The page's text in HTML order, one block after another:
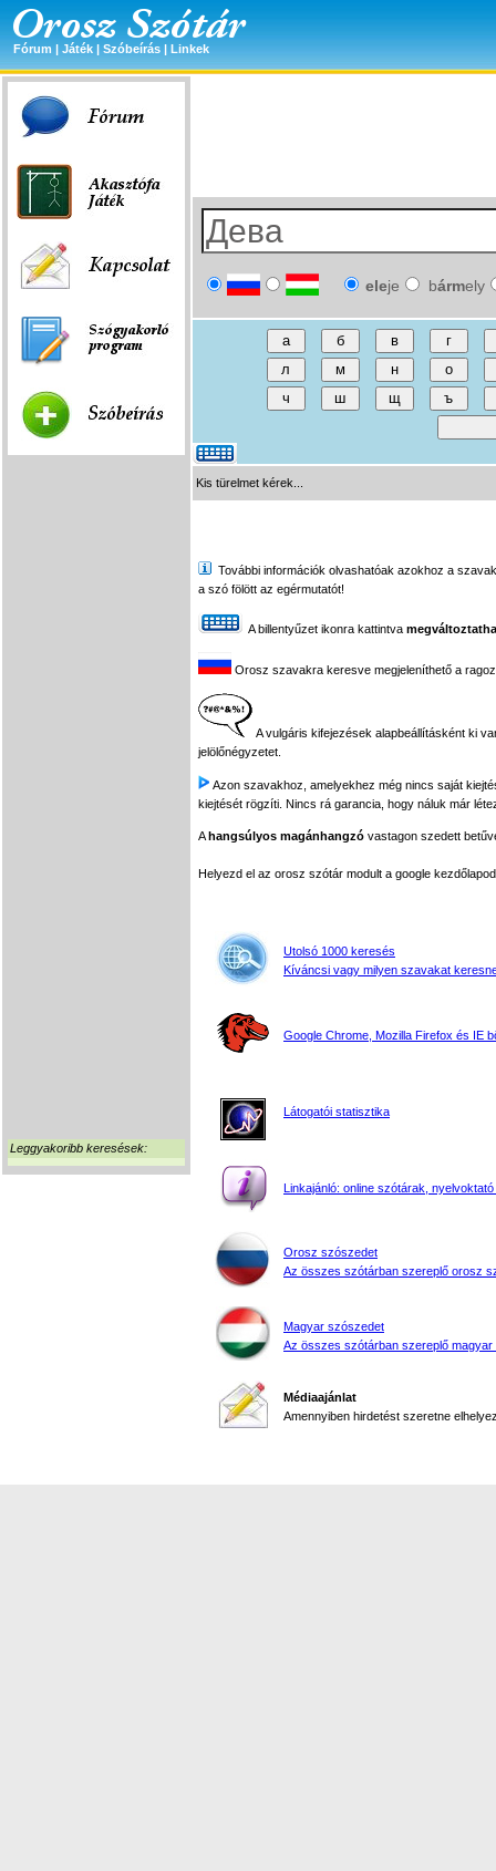
Fórum | Játék | Szóbeírás | Linkek
Leggyakoribb keresések:
eleje bármely
Kis türelmet kérek...
További információk olvashatóak azokhoz a
a szó fölött az egérmutatót!
A billentyűzet ikonra kattintva
Orosz szavakra keresve megjeleníthető a
A vulgáris kifejezések alapbeállításként ki
jelölőnégyzetet.
Azon szavakhoz, amelyekhez még nincs saját
kiejtését rögzíti. Nincs rá garancia, hogy náluk már
Ahangsúlyos magánhangzó vastagon szedett
Helyezd el az orosz szótár modult a google
Utolsó 1000 keresés
Kíváncsi vagy milyen szavakat
Google Chrome, Mozilla Firefox és IE
Látogatói statisztika
Linkajánló: online szótárak, nyelvoktató
Orosz szószedet
Az összes szótárban szereplő orosz
Magyar szószedet
Az összes szótárban szereplő magyar
Médiaajánlat
Amennyiben hirdetést szeretne